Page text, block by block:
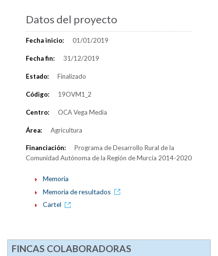
Datos del proyecto
Fecha inicio: 01/01/2019
Fecha fin: 31/12/2019
Estado: Finalizado
Código: 19OVM1_2
Centro: OCA Vega Media
Área: Agricultura
Financiación:
Programa de Desarrollo Rural de la
Comunidad Autónoma de la Región de Murcia 2014-2020
Memoria
Memoria de resultados
Cartel
FINCAS COLABORADORAS